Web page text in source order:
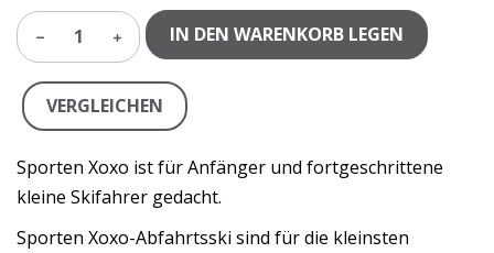
1 IN DEN WARENKORB LEGEN
VERGLEICHEN
Sporten Xoxo ist für Anfänger und fortgeschrittene
kleine Skifahrer gedacht.
Sporten Xoxo-Abfahrtsski sind für die kleinsten